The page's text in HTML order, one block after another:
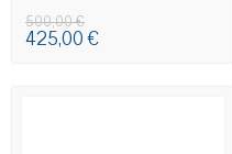
500,00 €
425,00 €